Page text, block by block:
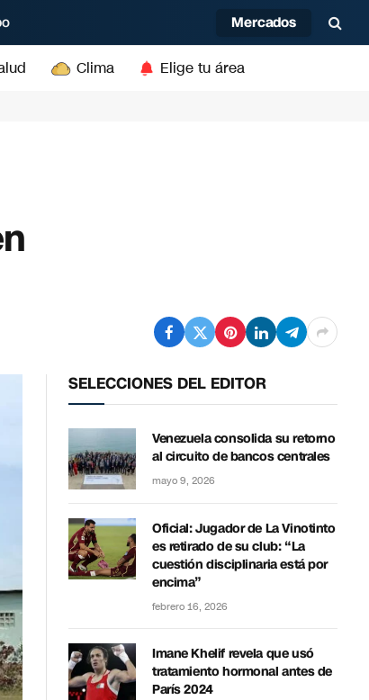
Mercados
Clima Elige tu área
SELECCIONES DEL EDITOR
Venezuela consolida su retorno
al circuito de bancos centrales
mayo 9, 2026
Oficial: Jugador de La Vinotinto
es retirado de su club: “La
cuestión disciplinaria está por
encima”
febrero 16, 2026
Imane Khelif revela que usó
tratamiento hormonal antes de
París 2024